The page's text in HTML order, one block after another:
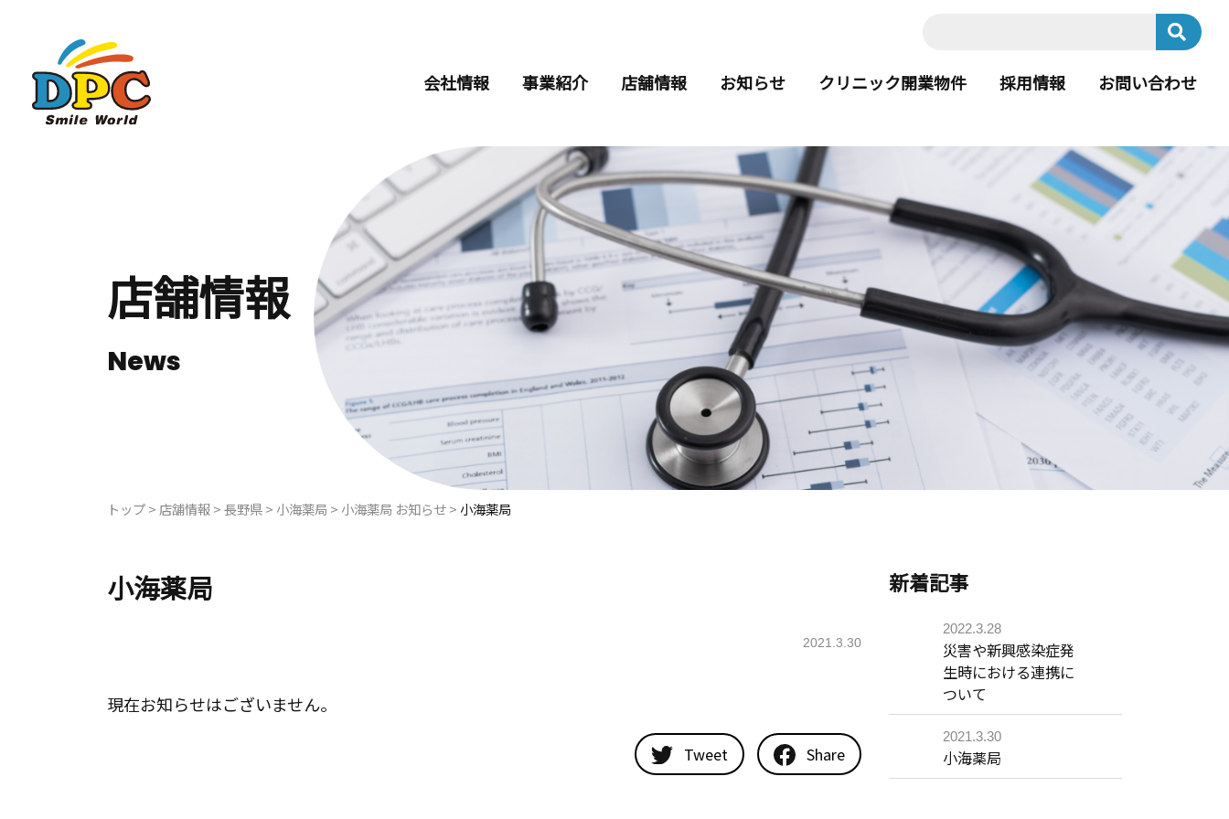
会社情報 事業紹介 店舗情報 お知らせ クリニック開業物件 採用情報 お問い合わせ
店舗情報
News
トップ> 店舗情報>長野県> 小海薬局 > 小海薬局 お知らせ>小海薬局
小海薬局
2021.3.30
現在お知らせはございません。
Tweet Share
新着記事
2022.3.28
災害や新興感染症発
生時における連携に
ついて
2021.3.30
小海薬局